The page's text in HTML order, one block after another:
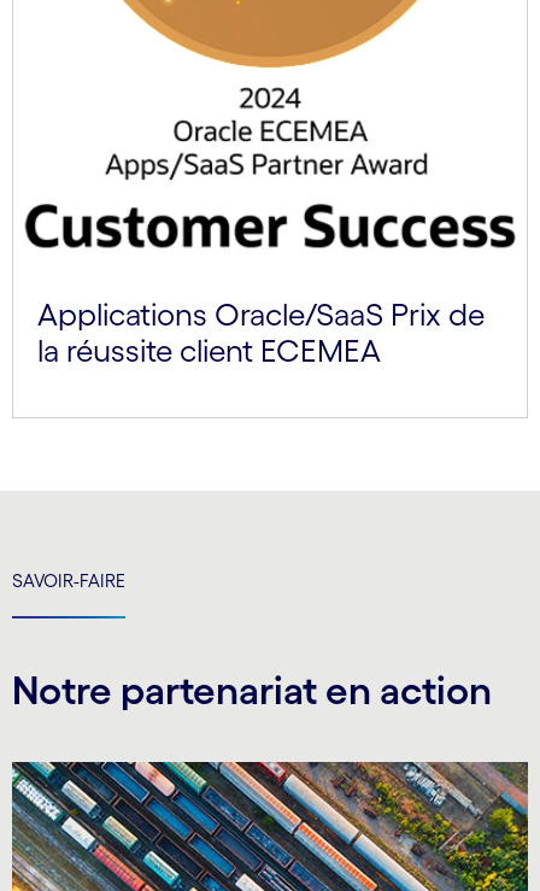
Applications Oracle/SaaS Prix de
la réussite client ECEMEA
SAVOIR-FAIRE
Notre partenariat en action
Carousel starts